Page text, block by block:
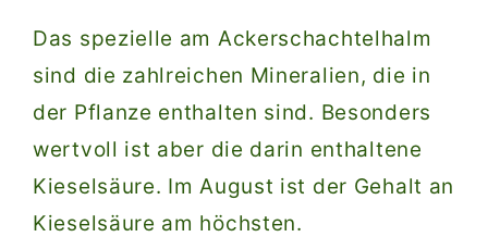
Das spezielle am Ackerschachtelhalm
sind die zahlreichen Mineralien, die in
der Pflanze enthalten sind. Besonders
wertvoll ist aber die darin enthaltene
Kieselsäure. Im August ist der Gehalt an
Kieselsäure am höchsten.